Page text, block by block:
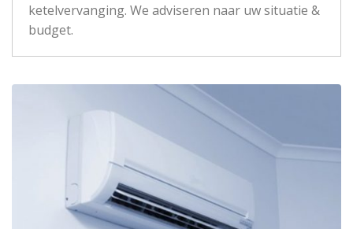
ketelvervanging. We adviseren naar uw situatie &
budget.